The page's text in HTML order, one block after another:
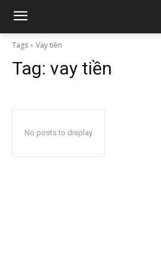
Tags Vay tiền
Tag: vay tiền
No posts to display